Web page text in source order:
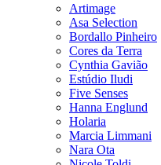
Artimage
Asa Selection
Bordallo Pinheiro
Cores da Terra
Cynthia Gavião
Estúdio Iludi
Five Senses
Hanna Englund
Holaria
Marcia Limmani
Nara Ota